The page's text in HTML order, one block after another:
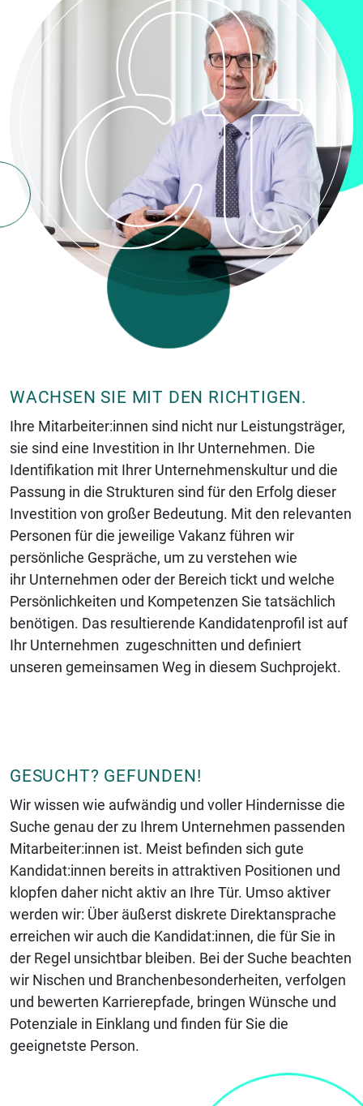
WACHSEN SIE MIT DEN RICHTIGEN.
Ihre Mitarbeiter:innen sind nicht nur Leistungsträger,
sie sind eine Investition in Ihr Unternehmen. Die
Identifikation mit Ihrer Unternehmenskultur und die
Passung in die Strukturen sind für den Erfolg dieser
Investition von großer Bedeutung. Mit den relevanten
Personen für die jeweilige Vakanz führen wir
persönliche Gespräche, um zu verstehen wie
ihr Unternehmen oder der Bereich tickt und welche
Persönlichkeiten und Kompetenzen Sie tatsächlich
benötigen. Das resultierende Kandidatenprofil ist auf
Ihr Unternehmen zugeschnitten und definiert
unseren gemeinsamen Weg in diesem Suchprojekt.
GESUCHT? GEFUNDEN!
Wir wissen wie aufwändig und voller Hindernisse die
Suche genau der zu Ihrem Unternehmen passenden
Mitarbeiter:innen ist. Meist befinden sich gute
Kandidat:innen bereits in attraktiven Positionen und
klopfen daher nicht aktiv an Ihre Tür. Umso aktiver
werden wir: Über äußerst diskrete Direktansprache
erreichen wir auch die Kandidat:innen, die für Sie in
der Regel unsichtbar bleiben. Bei der Suche beachten
wir Nischen und Branchenbesonderheiten, verfolgen
und bewerten Karrierepfade, bringen Wünsche und
Potenziale in Einklang und finden für Sie die
geeignetste Person.